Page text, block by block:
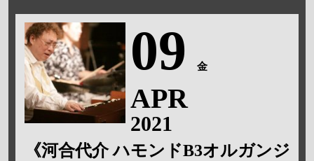
09 金
APR
2021
《河合代介 ハモンドB3オルガンジ